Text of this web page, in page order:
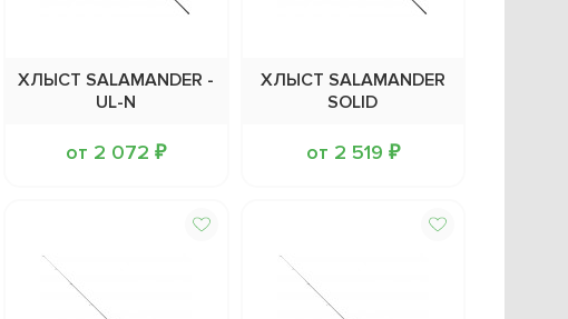
ХЛЫСТ SALAMANDER -
UL-N
от 2 072 ₽
ХЛЫСТ SALAMANDER
SOLID
от 2 519 ₽